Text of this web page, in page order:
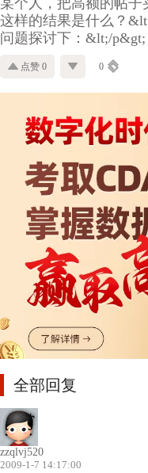
这样的结果是什么？
问题探讨下：&lt;/p&gt;
点赞 0 0
全部回复
zzqlvj520
2009-1-7 14:17:00